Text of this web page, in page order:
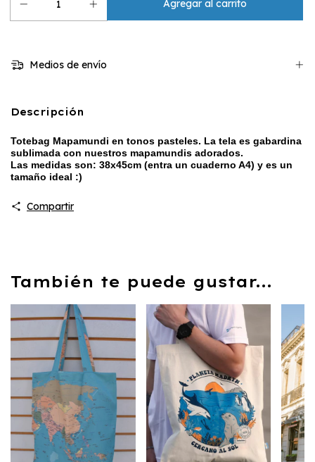
Medios de envío
Descripción
Totebag Mapamundi en tonos pasteles. La tela es gabardina
sublimada con nuestros mapamundis adorados.
Las medidas son: 38x45cm (entra un cuaderno A4) y es un
tamaño ideal :)
Compartir
También te puede gustar...